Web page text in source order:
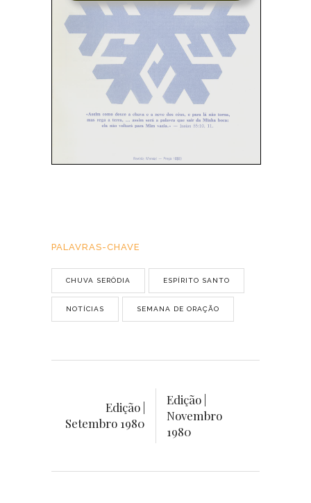
PALAVRAS-CHAVE
CHUVA SERÔDIA ESPÍRITO SANTO
NOTÍCIAS SEMANA DE ORAÇÃO
Edição |
Setembro 1980
Edição |
Novembro
1980